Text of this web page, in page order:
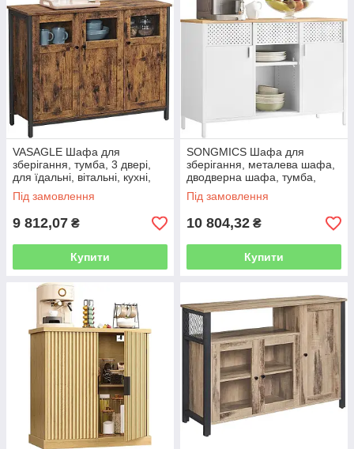
VASAGLE Шафа для
зберігання, тумба, 3 двері,
для їдальні, вітальні, кухні,
холу, сталевий каркас,
індустріальний стиль,
Під замовлення
9 812,07 ₴
Купити
SONGMICS Шафа для
зберігання, металева шафа,
дводверна шафа, тумба,
магнітна застібка,
регульовані полиці, сталевий
Під замовлення
10 804,32 ₴
Купити